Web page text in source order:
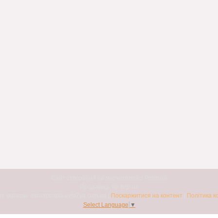
Поскаржитися на контент
Політика
Select Language ▼